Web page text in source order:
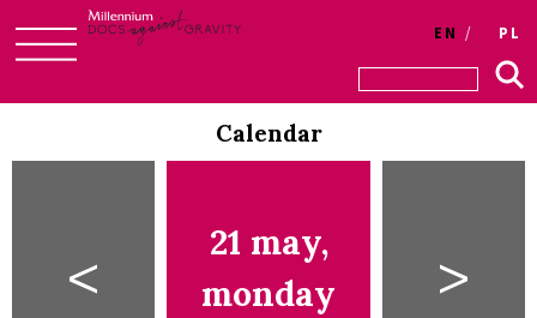
to
EN PL
Calendar
<
21 may,
monday
>